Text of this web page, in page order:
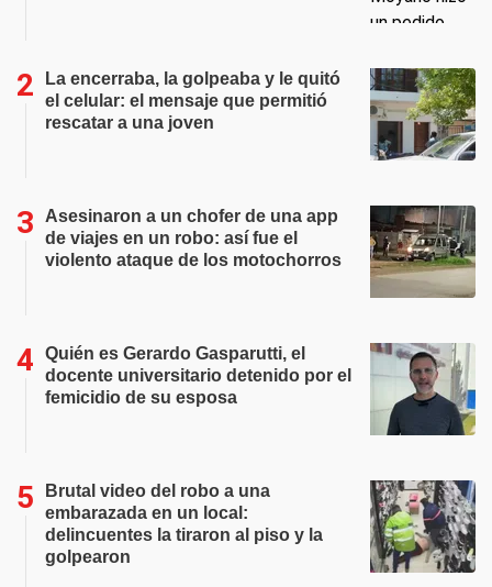
La encerraba, la golpeaba y le quitó
el celular: el mensaje que permitió
rescatar a una joven
Asesinaron a un chofer de una app
de viajes en un robo: así fue el
violento ataque de los motochorros
Quién es Gerardo Gasparutti, el
docente universitario detenido por el
femicidio de su esposa
Brutal video del robo a una
embarazada en un local:
delincuentes la tiraron al piso y la
golpearon